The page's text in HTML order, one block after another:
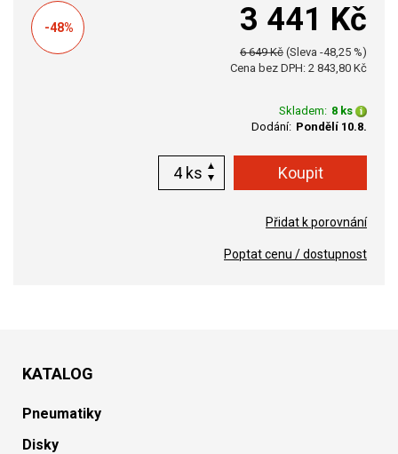
-48% 3 441 Kč
6 649 Kč (Sleva -48,25 %)
Cena bez DPH: 2 843,80 Kč
Skladem: 8 ks
Dodání: Pondělí 10.8.
ks
Přidat k porovnání
Poptat cenu / dostupnost
KATALOG
Pneumatiky
Disky